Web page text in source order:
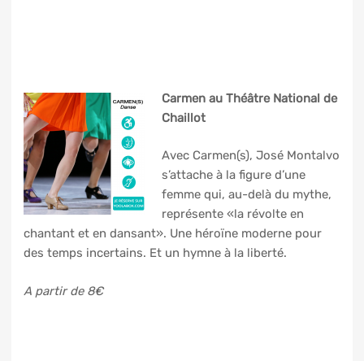
Carmen au Théâtre National de
Chaillot
Avec Carmen(s), José Montalvo
s’attache à la figure d’une
femme qui, au-delà du mythe,
représente «la révolte en
chantant et en dansant». Une héroïne moderne pour
des temps incertains. Et un hymne à la liberté.
A partir de 8€